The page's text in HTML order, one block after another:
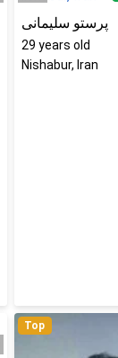
پرستو سلیمانی
29 years old
Nishabur, Iran
Top